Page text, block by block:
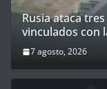
Rusia ataca
vinculados con
7 agosto, 2026